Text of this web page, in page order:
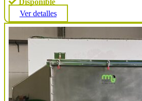
Disponible
Ver detalles